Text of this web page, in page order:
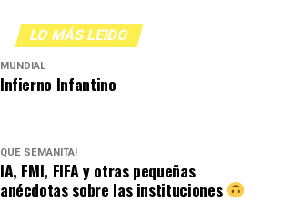
LO MÁS LEIDO
MUNDIAL
Infierno Infantino
QUÉ SEMANITA!
IA, FMI, FIFA y otras pequeñas
anécdotas sobre las instituciones